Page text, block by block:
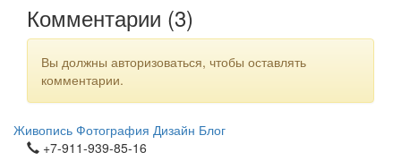
Комментарии (3)
Вы должны авторизоваться, чтобы оставлять
комментарии.
Живопись Фотография Дизайн Блог
+7-911-939-85-16